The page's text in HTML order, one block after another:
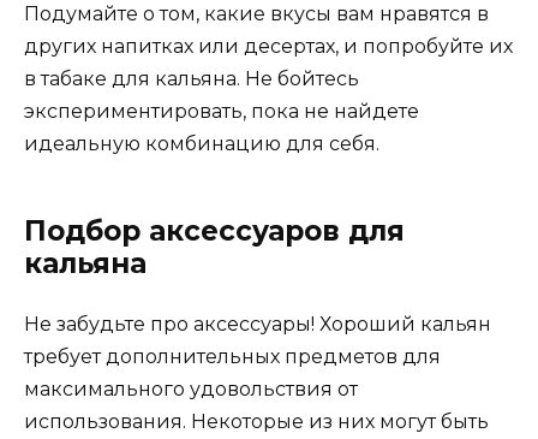
Подумайте о том, какие вкусы вам нравятся в
других напитках или десертах, и попробуйте их
в табаке для кальяна. Не бойтесь
экспериментировать, пока не найдете
идеальную комбинацию для себя.
Подбор аксессуаров для
кальяна
Не забудьте про аксессуары! Хороший кальян
требует дополнительных предметов для
максимального удовольствия от
использования. Некоторые из них могут быть